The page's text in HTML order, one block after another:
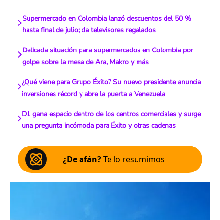
Supermercado en Colombia lanzó descuentos del 50 %
hasta final de julio; da televisores regalados
Delicada situación para supermercados en Colombia por
golpe sobre la mesa de Ara, Makro y más
¿Qué viene para Grupo Éxito? Su nuevo presidente anuncia
inversiones récord y abre la puerta a Venezuela
D1 gana espacio dentro de los centros comerciales y surge
una pregunta incómoda para Éxito y otras cadenas
¿De afán?Te lo resumimos